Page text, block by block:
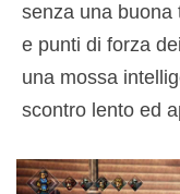
senza una buona
e punti di forza
una mossa
scontro lento ed